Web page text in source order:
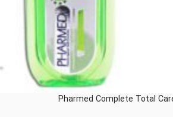
Pharmed Complete Total